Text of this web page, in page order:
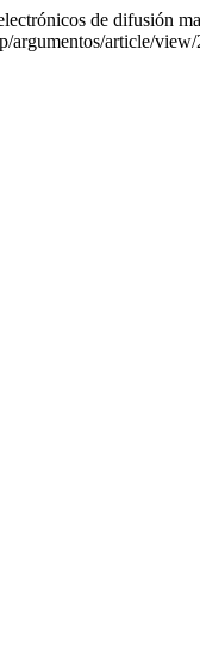
de difusión
argumentos/article/